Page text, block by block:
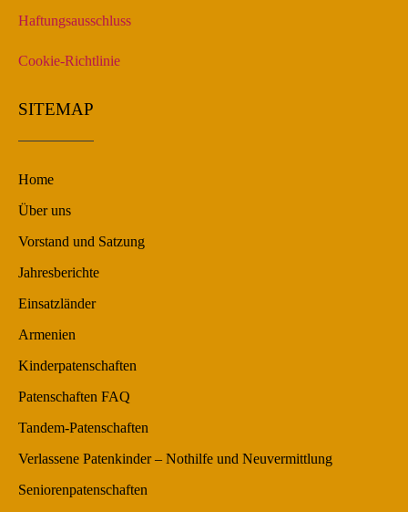
Haftungsausschluss
Cookie-Richtlinie
SITEMAP
Home
Über uns
Vorstand und Satzung
Jahresberichte
Einsatzländer
Armenien
Kinderpatenschaften
Patenschaften FAQ
Tandem-Patenschaften
Verlassene Patenkinder – Nothilfe und Neuvermittlung
Seniorenpatenschaften